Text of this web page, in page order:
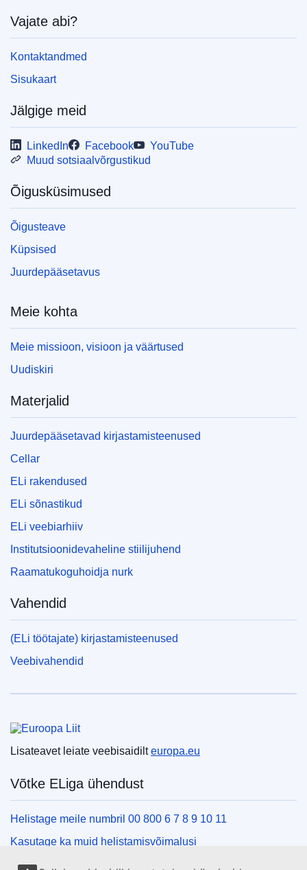
Vajate abi?
Kontaktandmed
Sisukaart
Jälgige meid
LinkedIn Facebook
YouTube
Muud sotsiaalvõrgustikud
Õigusküsimused
Õigusteave
Küpsised
Juurdepääsetavus
Meie kohta
Meie missioon, visioon ja väärtused
Uudiskiri
Materjalid
Juurdepääsetavad kirjastamisteenused
Cellar
ELi rakendused
ELi sõnastikud
ELi veebiarhiiv
Institutsioonidevaheline stiilijuhend
Raamatukoguhoidja nurk
Vahendid
(ELi töötajate) kirjastamisteenused
Veebivahendid
Lisateavet leiate veebisaidilteuropa.eu
Võtke ELiga ühendust
Helistage meile numbril 00 800 6 7 8 9 10 11
Kasutage ka muid helistamisvõimalusi
Kirjutage meile kontaktvormi vahendusel